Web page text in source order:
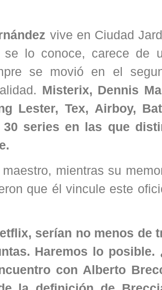
vive en Ciudad
se lo conoce, carece de
se movió en el
Misterix, Dennis
Lester, Tex, Airboy,
series en las que
mientras su
que él vincule este
serían no menos de
Haremos lo posible.
con Alberto